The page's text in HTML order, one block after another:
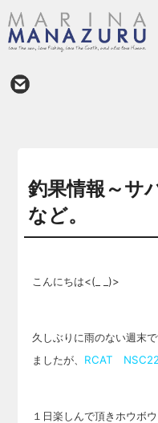
釣果情報～サ
など。
こんにちは<(_ _)>
久しぶりに雨のない週末
ましたが、 RCAT NSC22
１日楽しんで頂きホウボ